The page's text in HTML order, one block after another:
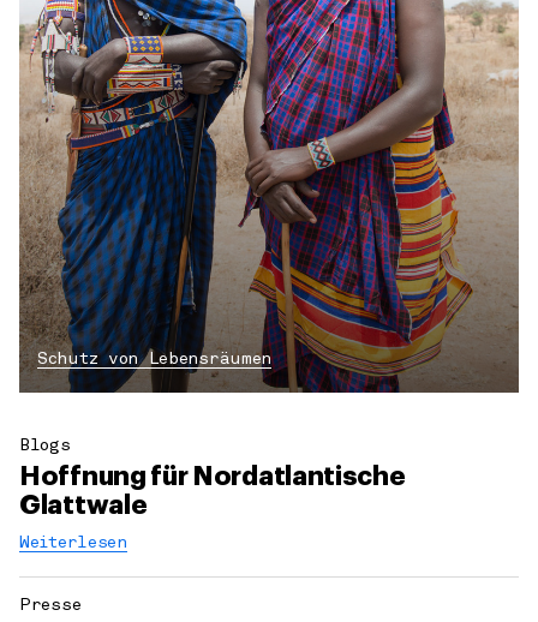
Schutz von Lebensräumen
Blogs
Hoffnung für Nordatlantische
Glattwale
Weiterlesen
Presse